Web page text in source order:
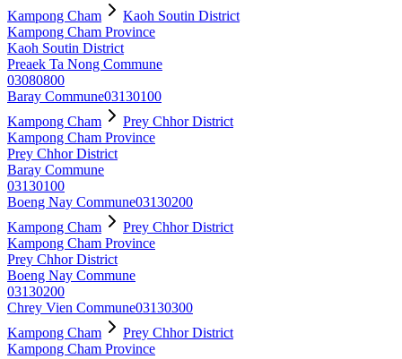
Kampong Cham
Kaoh Soutin District
Kampong Cham Province
Kaoh Soutin District
Preaek Ta Nong Commune
03080800
Baray Commune03130100
Kampong Cham
Prey Chhor District
Kampong Cham Province
Prey Chhor District
Baray Commune
03130100
Boeng Nay Commune03130200
Kampong Cham
Prey Chhor District
Kampong Cham Province
Prey Chhor District
Boeng Nay Commune
03130200
Chrey Vien Commune03130300
Kampong Cham
Prey Chhor District
Kampong Cham Province